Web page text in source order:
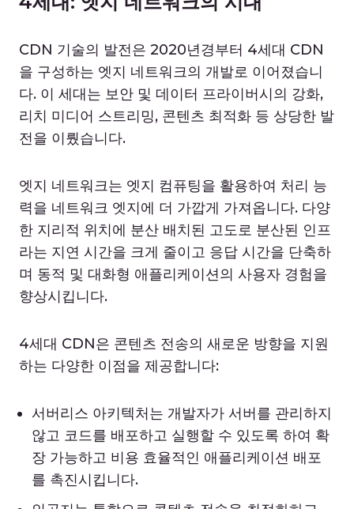
CDN 기술의 발전은 2020년경부터 4세대 CDN
을 구성하는 엣지 네트워크의 개발로 이어졌습니
다. 이 세대는 보안 및 데이터 프라이버시의 강화,
리치 미디어 스트리밍, 콘텐츠 최적화 등 상당한 발
전을 이뤘습니다.
엣지 네트워크는 엣지 컴퓨팅을 활용하여 처리 능
력을 네트워크 엣지에 더 가깝게 가져옵니다. 다양
한 지리적 위치에 분산 배치된 고도로 분산된 인프
라는 지연 시간을 크게 줄이고 응답 시간을 단축하
며 동적 및 대화형 애플리케이션의 사용자 경험을
향상시킵니다.
4세대 CDN은 콘텐츠 전송의 새로운 방향을 지원
하는 다양한 이점을 제공합니다:
서버리스 아키텍처는 개발자가 서버를 관리하지
않고 코드를 배포하고 실행할 수 있도록 하여 확
장 가능하고 비용 효율적인 애플리케이션 배포
를 촉진시킵니다.